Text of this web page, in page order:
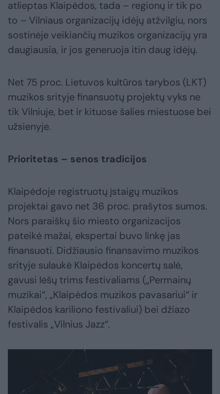
atlieptas Klaipėdos, tada – regionų ir tik po
to – Vilniaus organizacijų idėjų atžvilgiu, nors
sostinėje veikiančių muzikos organizacijų yra
daugiausia, ir jos generuoja itin daug idėjų.
Net 75 proc. Lietuvos kultūros tarybos (LKT)
muzikos srityje finansuotų projektų vyks ne
tik Vilniuje, bet ir kituose šalies miestuose bei
užsienyje.
Prioritetas – senos tradicijos
Klaipėdoje registruotų įstaigų muzikos
projektai gavo net 36 proc. prašytos sumos.
Nors paraiškų šio miesto organizacijos
pateikė mažai, ekspertai buvo linkę jas
finansuoti. Didžiausio finansavimo muzikos
srityje sulaukė Klaipėdos koncertų salė,
gavusi lėšų trims festivaliams („Permainų
muzikai“, „Klaipėdos muzikos pavasariui“ ir
Klaipėdos kariliono festivaliui) bei džiazo
festivalis „Vilnius Jazz“.